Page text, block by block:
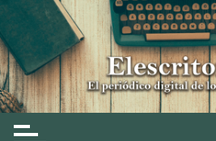
Skip
to
content
Elescritor.es
El periódico digital de los escritores